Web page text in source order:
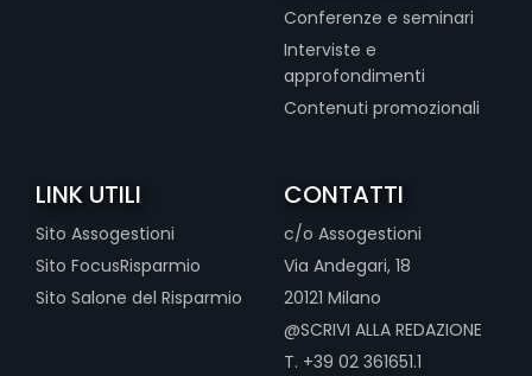
Conferenze e seminari
Interviste e
approfondimenti
Contenuti promozionali
LINK UTILI
Sito Assogestioni
Sito FocusRisparmio
Sito Salone del Risparmio
CONTATTI
c/o Assogestioni
Via Andegari, 18
20121 Milano
@SCRIVI ALLA REDAZIONE
T. +39 02 361651.1